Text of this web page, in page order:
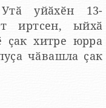
уйӑхӗн 13-
иртсен, ыйхӑ
ҫак хитре юрра
чӑвашла ҫак